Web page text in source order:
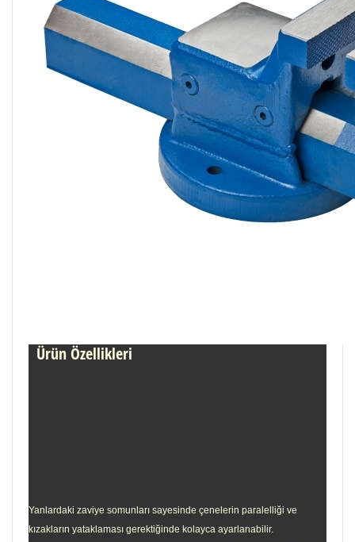
Ürün Özellikleri
Yanlardaki zaviye somunları sayesinde çenelerin paralelliği ve
kızakların yataklaması gerektiğinde kolayca ayarlanabilir.